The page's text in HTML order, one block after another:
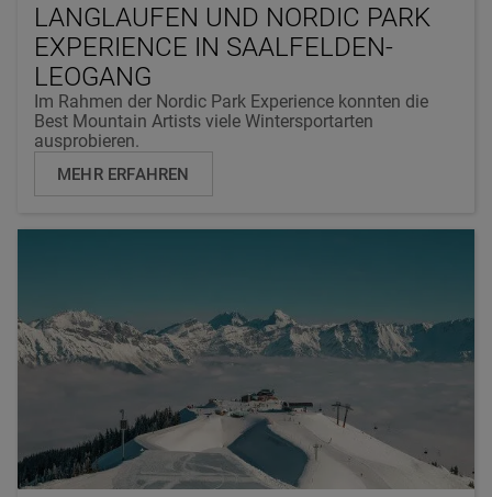
LANGLAUFEN UND NORDIC PARK
EXPERIENCE IN SAALFELDEN-
LEOGANG
Im Rahmen der Nordic Park Experience konnten die
Best Mountain Artists viele Wintersportarten
ausprobieren.
MEHR ERFAHREN